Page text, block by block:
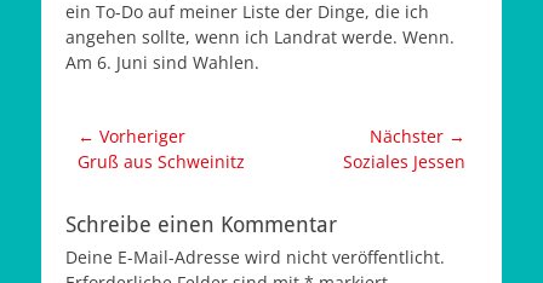
ein To-Do auf meiner Liste der Dinge, die ich
angehen sollte, wenn ich Landrat werde. Wenn.
Am 6. Juni sind Wahlen.
Beitragsnavigation
← Vorheriger
Vorheriger
Gruß aus Schweinitz
Nächster →
NächsterSoziales Jessen
Schreibe einen Kommentar
Deine E-Mail-Adresse wird nicht veröffentlicht.